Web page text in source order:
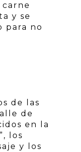
y se
para no
de las
de
en la
los
y los